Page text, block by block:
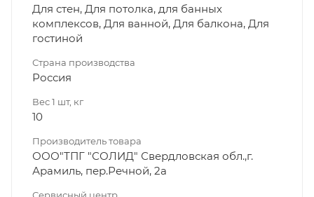
Для стен, Для потолка, для банных
комплексов, Для ванной, Для балкона, Для
гостиной
Страна производства
Россия
Вес 1 шт, кг
10
Производитель товара
ООО"ТПГ "СОЛИД" Свердловская обл.,г.
Арамиль, пер.Речной, 2а